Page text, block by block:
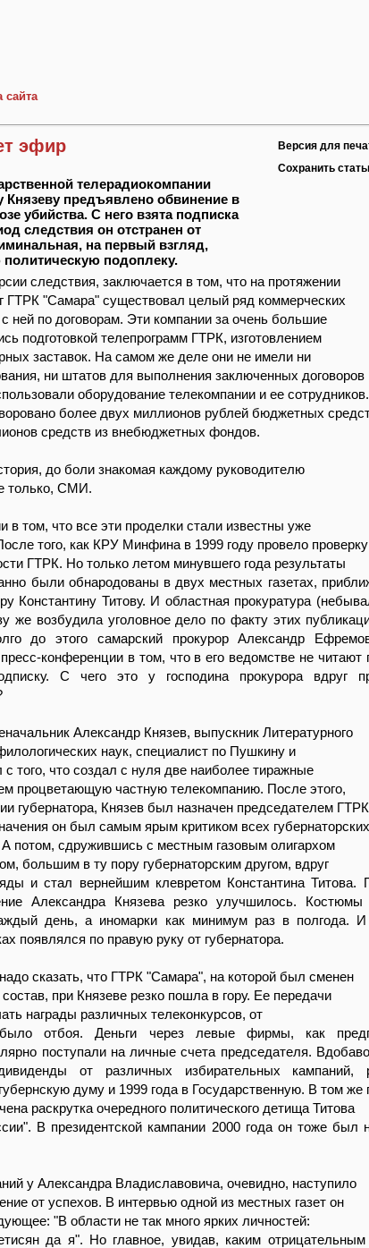
сайта
эфир
телерадиокомпании
предъявлено обвинение в
убийства. С него взята подписка
следствия он отстранен от
на первый взгляд,
подоплеку.
Версия для
Сохранить
следствия, заключается в том, что на протяжении
ГТРК "Самара" существовал целый ряд коммерческих
ней по договорам. Эти компании за очень большие
подготовкой телепрограмм ГТРК, изготовлением
заставок. На самом же деле они не имели ни
ни штатов для выполнения заключенных договоров
оборудование телекомпании и ее сотрудников.
более двух миллионов рублей бюджетных
средств из внебюджетных фондов.
до боли знакомая каждому руководителю
только, СМИ.
в том, что все эти проделки стали известны уже
того, как КРУ Минфина в 1999 году провело проверку
ГТРК. Но только летом минувшего года результаты
были обнародованы в двух местных газетах,
Константину Титову. И областная прокуратура
же возбудила уголовное дело по факту этих
до этого самарский прокурор Александр
конференции в том, что в его ведомстве не читают
С чего это у господина прокурора вдруг
Александр Князев, выпускник Литературного
наук, специалист по Пушкину и
с того, что создал с нуля две наиболее тиражные
процветающую частную телекомпанию. После этого,
губернатора, Князев был назначен председателем ГТРК
он был самым ярым критиком всех губернаторских
А потом, сдружившись с местным газовым олигархом
большим в ту пору губернаторским другом, вдруг
и стал вернейшим клевретом Константина Титова.
Александра Князева резко улучшилось.
день, а иномарки как минимум раз в полгода.
появлялся по правую руку от губернатора.
сказать, что ГТРК "Самара", на которой был сменен
при Князеве резко пошла в гору. Ее передачи
награды различных телеконкурсов, от
отбоя. Деньги через левые фирмы, как
поступали на личные счета председателя.
от различных избирательных кампаний,
думу и 1999 года в Государственную. В том же
раскрутка очередного политического детища Титова
В президентской кампании 2000 года он тоже был
у Александра Владиславовича, очевидно, наступило
от успехов. В интервью одной из местных газет он
"В области не так много ярких личностей:
да я". Но главное, увидав, каким